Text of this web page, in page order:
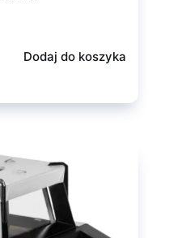
Dodaj do koszyka